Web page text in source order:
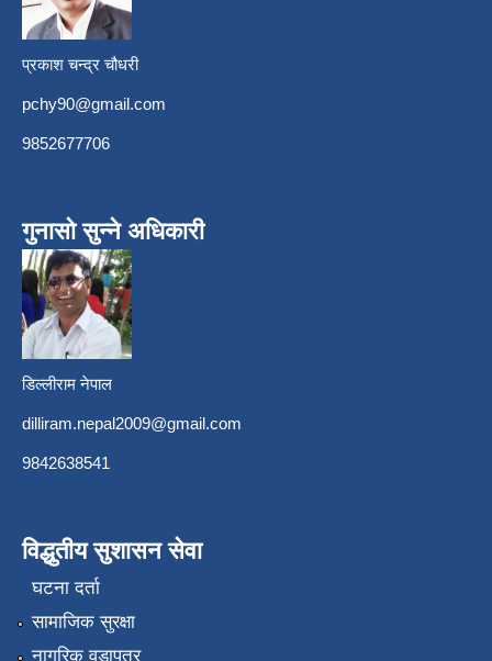
प्रकाश चन्द्र चौधरी
pchy90@gmail.com
9852677706
गुनासो सुन्ने अधिकारी
डिल्लीराम नेपाल
dilliram.nepal2009@gmail.com
9842638541
विद्धुतीय सुशासन सेवा
घटना दर्ता
सामाजिक सुरक्षा
नागरिक वडापत्र